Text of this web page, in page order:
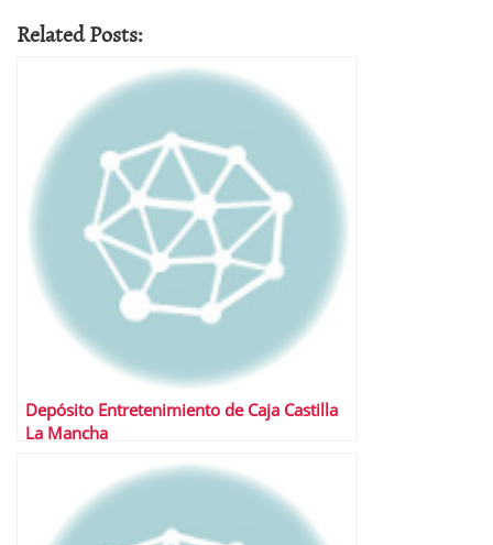
Related Posts:
Depósito Entretenimiento de Caja Castilla
La Mancha